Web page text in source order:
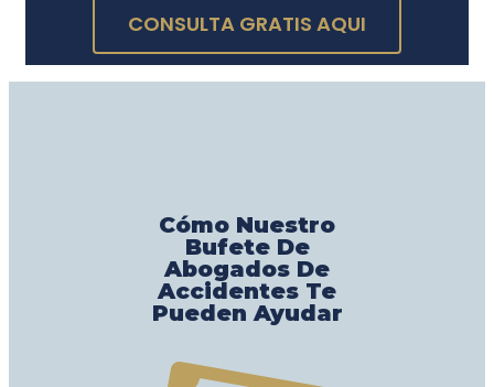
CONSULTA GRATIS AQUI
Cómo Nuestro
Bufete De
Abogados De
Accidentes Te
Pueden Ayudar